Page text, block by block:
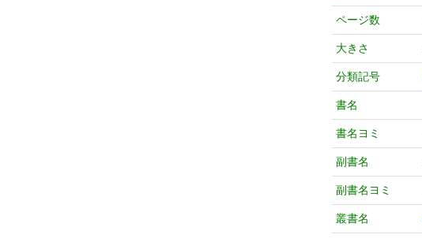
ページ数
大きさ
分類記号
書名
書名ヨミ
副書名
副書名ヨミ
叢書名